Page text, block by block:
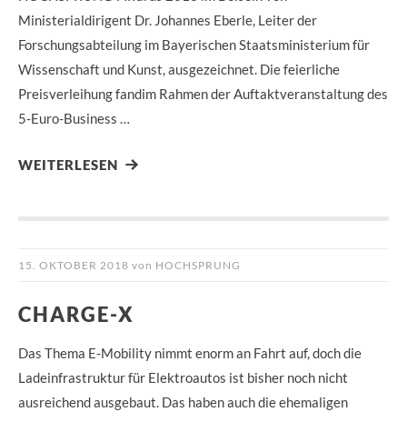
Ministerialdirigent Dr. Johannes Eberle, Leiter der
Forschungsabteilung im Bayerischen Staatsministerium für
Wissenschaft und Kunst, ausgezeichnet. Die feierliche
Preisverleihung fandim Rahmen der Auftaktveranstaltung des
5-Euro-Business …
WEITERLESEN
15. OKTOBER 2018 von HOCHSPRUNG
CHARGE-X
Das Thema E-Mobility nimmt enorm an Fahrt auf, doch die
Ladeinfrastruktur für Elektroautos ist bisher noch nicht
ausreichend ausgebaut. Das haben auch die ehemaligen